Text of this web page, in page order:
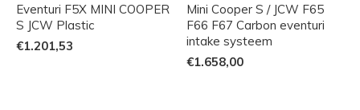
Eventuri F5X MINI COOPER
S JCW Plastic
€1.201,53
Mini Cooper S / JCW F65
F66 F67 Carbon eventuri
intake systeem
€1.658,00